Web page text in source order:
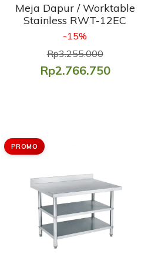
Meja Dapur / Worktable
Stainless RWT-12EC
-15%
Rp3.255.000
Rp2.766.750
PROMO